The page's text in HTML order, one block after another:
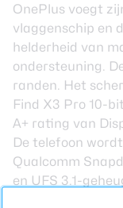
OnePlus voegt
vlaggenschip en
helderheid van
ondersteuning.
randen. Het
Find X3 Pro 10-
A+ rating van
De telefoon
Qualcomm
en UFS 3.1-